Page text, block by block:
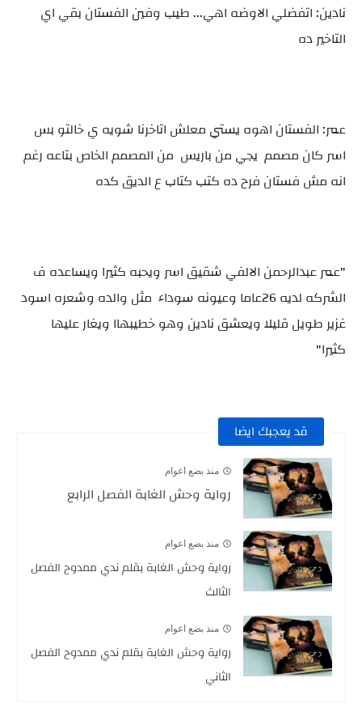
نادين: اتفضلي الاوضه اهي... طيب وفين الفستان بقي اي
التاخير ده
عمر: الفستان اهوه يستي معلش اتاخرنا شويه ي خالتو بس
اسر كان مصمم يجي من باريس من المصمم الخاص بتاعه رغم
انه مش فستان فرح ده كتب كتاب ع الديق كده
"عمر عبدالرحمن الالفي شقيق اسر ويحبه كثيرا ويساعده ف
الشركه لديه 26عاما وعيونه سوداء مثل والده وشعره اسود
غزير طويل قليلا ويعشق نادين وهو خطيبهاا ويغار عليها
كثيرا"
قد يعجبك ايضا
منذ بضع اعوام
رواية وحش الغابة الفصل الرابع
منذ بضع اعوام
رواية وحش الغابة بقلم ندي ممدوح الفصل
الثالث
منذ بضع اعوام
رواية وحش الغابة بقلم ندي ممدوح الفصل
الثاني